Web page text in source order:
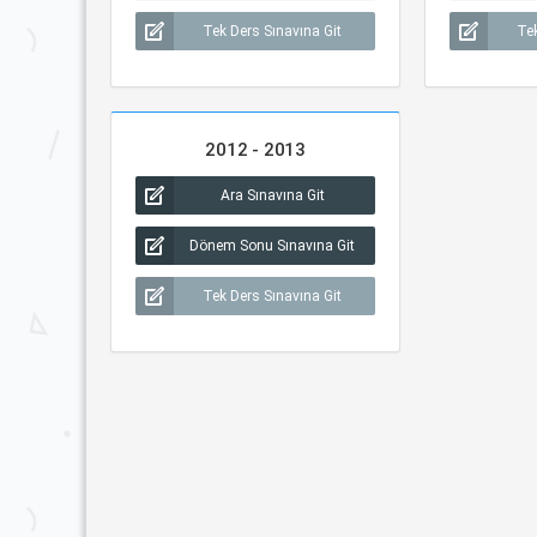
Tek Ders Sınavına Git
2012 - 2013
Ara Sınavına Git
Dönem Sonu Sınavına Git
Tek Ders Sınavına Git